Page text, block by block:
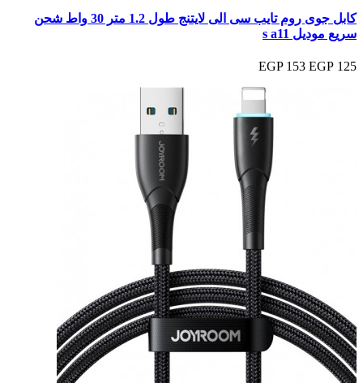
كابل جوى روم تايب سى الى لايتنج طول 1.2 متر 30 واط شحن
سريع موديل s a11
125 EGP
153 EGP